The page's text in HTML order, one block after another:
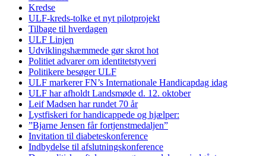
Kredse
ULF-kreds-tolke et nyt pilotprojekt
Tilbage til hverdagen
ULF Linjen
Udviklingshæmmede gør skrot hot
Politiet advarer om identitetstyveri
Politikere besøger ULF
ULF markerer FN’s Internationale Handicapdag idag
ULF har afholdt Landsmøde d. 12. oktober
Leif Madsen har rundet 70 år
Lystfiskeri for handicappede og hjælper:
”Bjarne Jensen får fortjenstmedaljen”
Invitation til diabeteskonference
Indbydelse til afslutningskonference